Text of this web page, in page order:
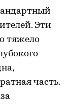
Эти
тяжело
часть.